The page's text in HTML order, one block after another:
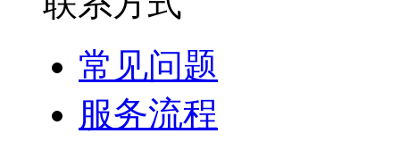
常见问题
服务流程